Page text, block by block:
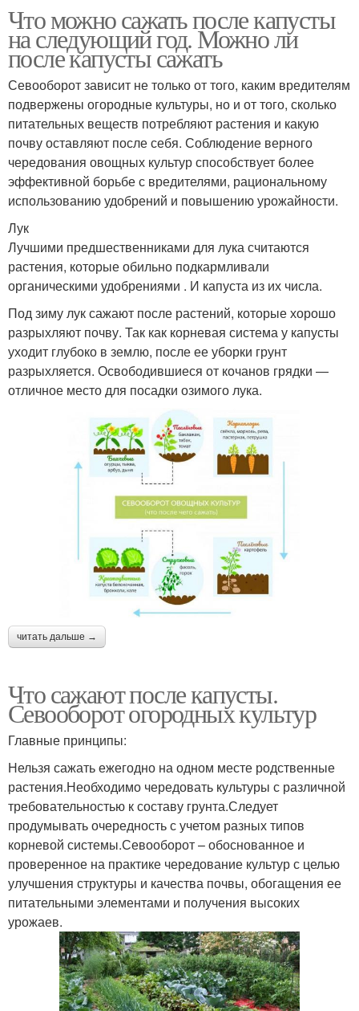
Что можно сажать после капусты
на следующий год. Можно ли
после капусты сажать
Севооборот зависит не только от того, каким вредителям
подвержены огородные культуры, но и от того, сколько
питательных веществ потребляют растения и какую
почву оставляют после себя. Соблюдение верного
чередования овощных культур способствует более
эффективной борьбе с вредителями, рациональному
использованию удобрений и повышению урожайности.
Лук
Лучшими предшественниками для лука считаются
растения, которые обильно подкармливали
органическими удобрениями . И капуста из их числа.
Под зиму лук сажают после растений, которые хорошо
разрыхляют почву. Так как корневая система у капусты
уходит глубоко в землю, после ее уборки грунт
разрыхляется. Освободившиеся от кочанов грядки —
отличное место для посадки озимого лука.
читать дальше →
Что сажают после капусты.
Севооборот огородных культур
Главные принципы:
Нельзя сажать ежегодно на одном месте родственные
растения.Необходимо чередовать культуры с различной
требовательностью к составу грунта.Следует
продумывать очередность с учетом разных типов
корневой системы.Севооборот – обоснованное и
проверенное на практике чередование культур с целью
улучшения структуры и качества почвы, обогащения ее
питательными элементами и получения высоких
урожаев.